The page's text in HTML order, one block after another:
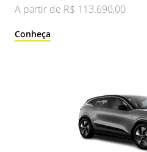
A partir de R$ 113.690,00
Conheça